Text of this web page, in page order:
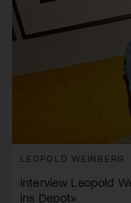
LEOPOLD WEINBERG
Interview Leopold
ins Depot»